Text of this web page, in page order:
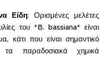
Είδη: Ορισμένες μελέτες
του *B. bassiana* είναι
κάτι που είναι σημαντικό
παραδοσιακά χημικά